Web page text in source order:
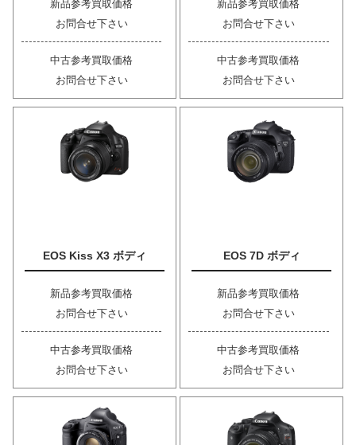
新品参考買取価格
お問合せ下さい
中古参考買取価格
お問合せ下さい
新品参考買取価格
お問合せ下さい
中古参考買取価格
お問合せ下さい
EOS Kiss X3 ボディ
新品参考買取価格
お問合せ下さい
中古参考買取価格
お問合せ下さい
EOS 7D ボディ
新品参考買取価格
お問合せ下さい
中古参考買取価格
お問合せ下さい